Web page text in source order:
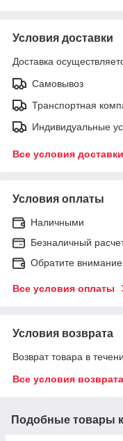
Условия доставки
Доставка
Самовывоз
Транспортная
Индивидуальные
Все условия доставки
Условия оплаты
Наличными
Безналичный
Обратите
Все условия оплаты
Условия возврата
Возврат товара в
Все условия возврата
Подобные товары